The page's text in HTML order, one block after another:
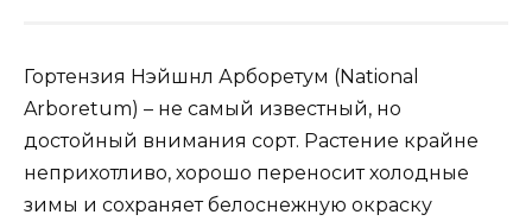
Гортензия Нэйшнл Арборетум (National
Arboretum) – не самый известный, но
достойный внимания сорт. Растение крайне
неприхотливо, хорошо переносит холодные
зимы и сохраняет белоснежную окраску